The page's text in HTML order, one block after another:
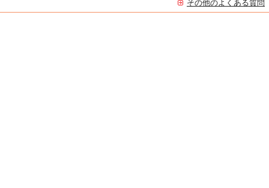
その他のよくある質問